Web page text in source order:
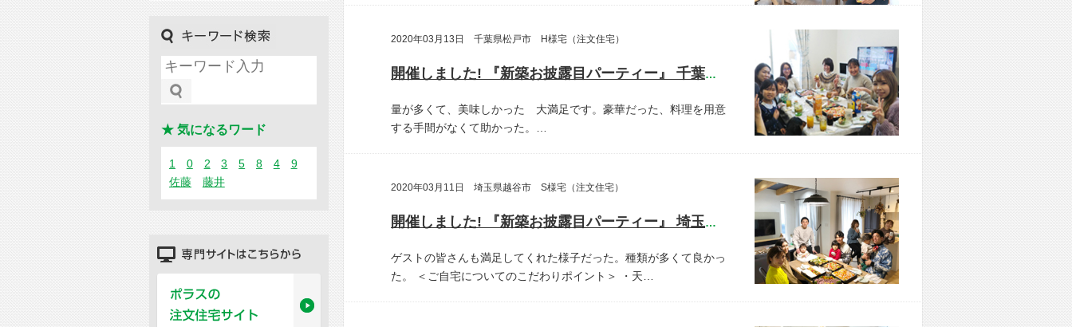
2020年03月13日 千葉県松戸市 H様宅（注文住宅）
開催しました! 『新築お披露目パーティー』 千葉県松戸市 H様宅
量が多くて、美味しかった 大満足です。豪華だった、料理を用意
する手間がなくて助かった。…
2020年03月11日 埼玉県越谷市 S様宅（注文住宅）
開催しました! 『新築お披露目パーティー』 埼玉県越谷市 S様宅
ゲストの皆さんも満足してくれた様子だった。種類が多くて良かっ
た。
＜ご自宅についてのこだわりポイント＞ ・天…
★ 気になるワード
1 0 2 3 5 8 4
9
佐藤
藤井